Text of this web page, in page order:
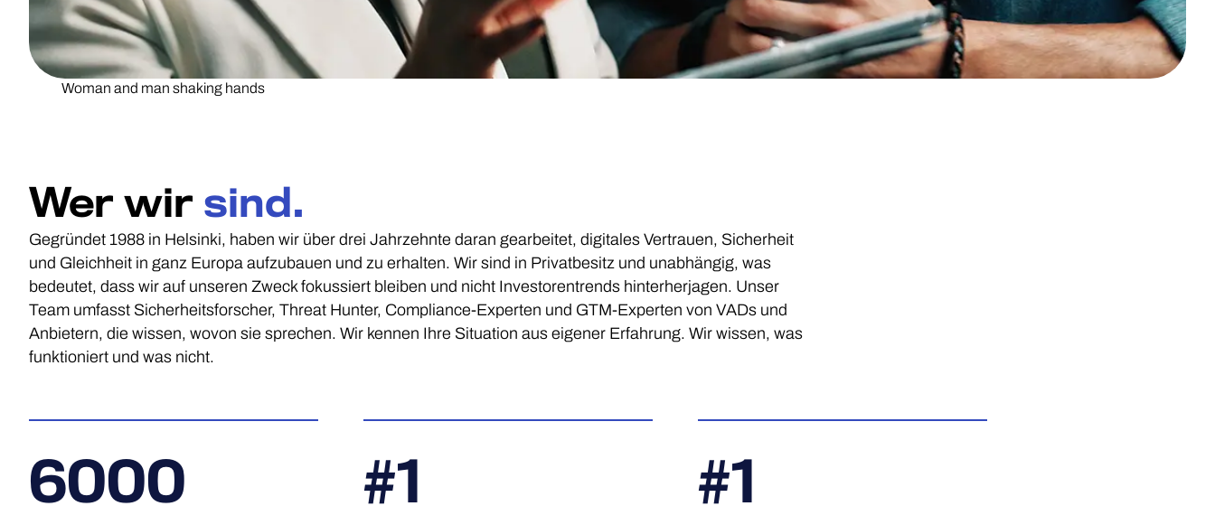
Woman and man shaking hands
Wer wir sind.
Gegründet 1988 in Helsinki, haben wir über drei Jahrzehnte daran gearbeitet, digitales Vertrauen, Sicherheit
und Gleichheit in ganz Europa aufzubauen und zu erhalten. Wir sind in Privatbesitz und unabhängig, was
bedeutet, dass wir auf unseren Zweck fokussiert bleiben und nicht Investorentrends hinterherjagen. Unser
Team umfasst Sicherheitsforscher, Threat Hunter, Compliance-Experten und GTM-Experten von VADs und
Anbietern, die wissen, wovon sie sprechen. Wir kennen Ihre Situation aus eigener Erfahrung. Wir wissen, was
funktioniert und was nicht.
6000 #1 #1